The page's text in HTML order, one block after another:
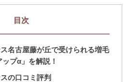
目次
名古屋藤が丘で受けられる増毛
プα」を解説！
の口コミ評判